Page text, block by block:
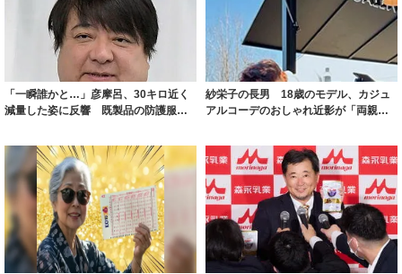
「一瞬誰かと…」彦摩呂、30キロ近く
減量した姿に反響 既製品の防護服が
紗栄子の長男 18歳のモデル、カジュ
アルコーデのおしゃれ近影が「両親の